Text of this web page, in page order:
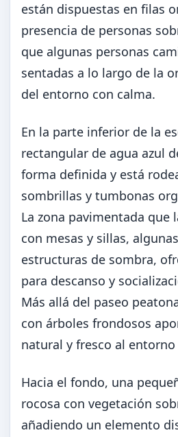
están dispuestas en filas
presencia de personas
que algunas personas
sentadas a lo largo de la
del entorno con calma.
En la parte inferior de la
rectangular de agua azul
forma definida y está
sombrillas y tumbonas
La zona pavimentada que
con mesas y sillas,
estructuras de sombra,
para descanso y
Más allá del paseo
con árboles frondosos
natural y fresco al
Hacia el fondo, una
rocosa con vegetación
añadiendo un elemento